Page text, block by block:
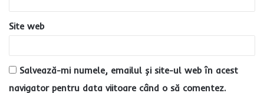
Site web
Salvează-mi numele, emailul și site-ul web în acest
navigator pentru data viitoare când o să comentez.